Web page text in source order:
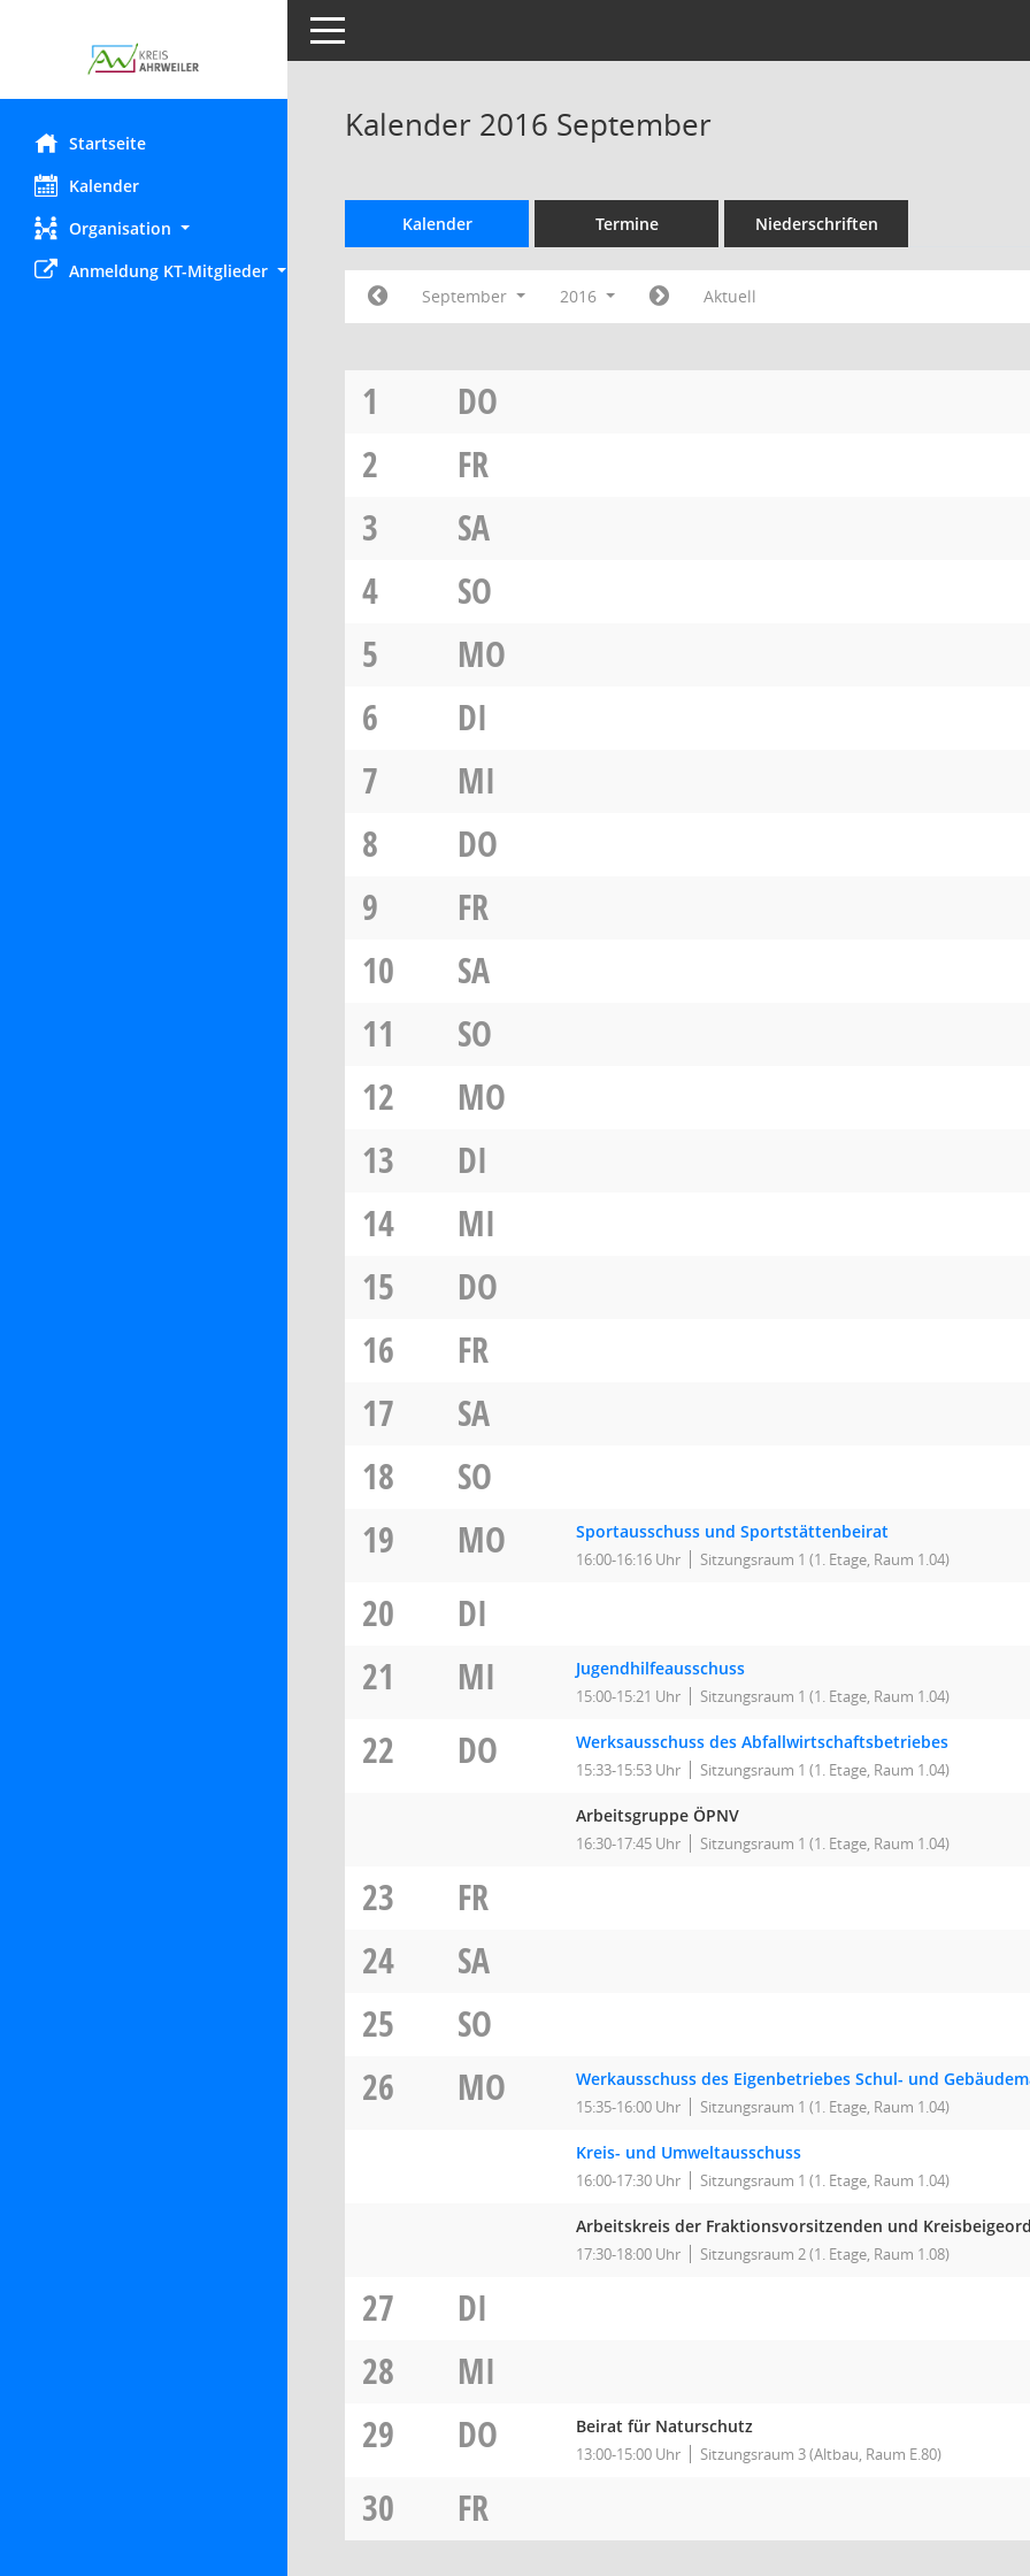
Startseite
Kalender
Organisation
Anmeldung KT-Mitglieder
Toggle navigation
Kalender 2016 September
Kalender Termine Niederschriften
September 2016 Aktuell
1
DO
2
FR
3
SA
4
SO
5
MO
6
DI
7
MI
8
DO
9
FR
10
SA
11
SO
12
MO
13
DI
14
MI
15
DO
16
FR
17
SA
18
SO
19
MO Sportausschuss und Sportstättenbeirat
16:00-16:16 Uhr Sitzungsraum 1 (1. Etage, Raum 1.04)
20
DI
21
MI Jugendhilfeausschuss
15:00-15:21 Uhr Sitzungsraum 1 (1. Etage, Raum 1.04)
22 DO Werksausschuss des Abfallwirtschaftsbetriebes
15:33-15:53 Uhr Sitzungsraum 1 (1. Etage, Raum 1.04)
Arbeitsgruppe ÖPNV
16:30-17:45 Uhr Sitzungsraum 1 (1. Etage, Raum 1.04)
23
FR
24
SA
25
SO
26
MO Werkausschuss des Eigenbetriebes Schul- und
15:35-16:00 Uhr Sitzungsraum 1 (1. Etage, Raum 1.04)
Kreis- und Umweltausschuss
16:00-17:30 Uhr Sitzungsraum 1 (1. Etage, Raum 1.04)
Arbeitskreis der Fraktionsvorsitzenden und
17:30-18:00 Uhr Sitzungsraum 2 (1. Etage, Raum 1.08)
27
DI
28
MI
29
DO Beirat für Naturschutz
13:00-15:00 Uhr Sitzungsraum 3 (Altbau, Raum E.80)
30 FR